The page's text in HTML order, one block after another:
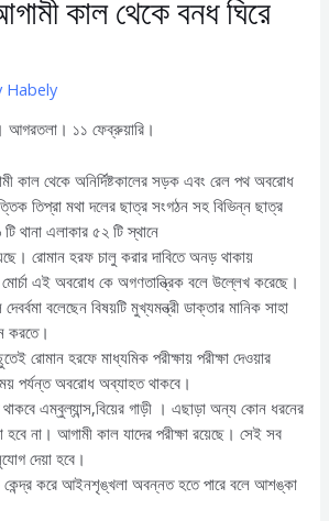
কাল থেকে বনধ ঘিরে
Habely
আগরতলা। ১১ ফেব্রুয়ারি।
কাল থেকে অনির্দিষ্টকালের সড়ক এবং রেল পথ অবরোধ
তিপ্রা মথা দলের ছাত্র সংগঠন সহ বিভিন্ন ছাত্র
থানা এলাকার ৫২ টি স্থানে
রোমান হরফ চালু করার দাবিতে অনড় থাকায়
এই অবরোধ কে অগণতান্ত্রিক বলে উল্লেখ করেছে।
বলেছেন বিষয়টি মুখ্যমন্ত্রী ডাক্তার মানিক সাহা
করতে।
রোমান হরফে মাধ্যমিক পরীক্ষায় পরীক্ষা দেওয়ার
পর্যন্ত অবরোধ অব্যাহত থাকবে।
এম্বুল্যান্স,বিয়ের গাড়ী । এছাড়া অন্য কোন ধরনের
হবে না। আগামী কাল যাদের পরীক্ষা রয়েছে। সেই সব
দেয়া হবে।
করে আইনশৃঙ্খলা অবন্নত হতে পারে বলে আশঙ্কা